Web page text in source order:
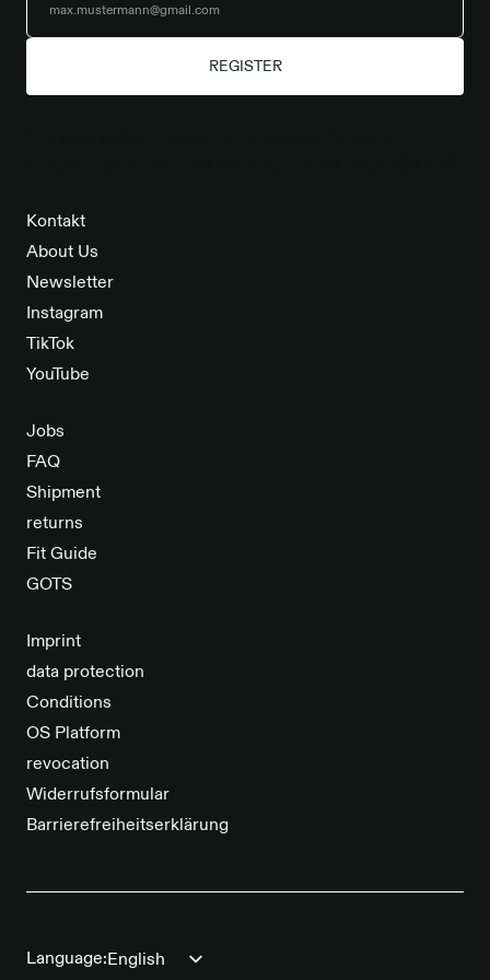
Kontakt
About Us
Newsletter
Instagram
TikTok
YouTube
Jobs
FAQ
Shipment
returns
Fit Guide
GOTS
Imprint
data protection
Conditions
OS Platform
revocation
Widerrufsformular
Barrierefreiheitserklärung
REGISTER
Language: